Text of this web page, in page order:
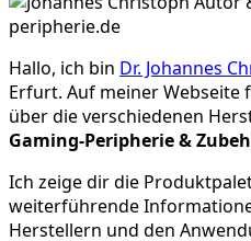
Hallo, ich bin Dr. Johannes
Erfurt. Auf meiner Webseite
über die verschiedenen
Gaming-Peripherie &
Ich zeige dir die
weiterführende
Herstellern und den